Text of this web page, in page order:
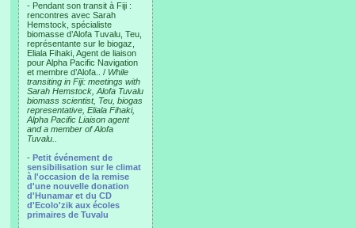
- Pendant son transit à Fiji :
rencontres avec Sarah
Hemstock, spécialiste
biomasse d’Alofa Tuvalu, Teu,
représentante sur le biogaz,
Eliala Fihaki, Agent de liaison
pour Alpha Pacific Navigation
et membre d’Alofa.. / While
transiting in Fiji: meetings with
Sarah Hemstock, Alofa Tuvalu
biomass scientist, Teu, biogas
representative, Eliala Fihaki,
Alpha Pacific Liaison agent
and a member of Alofa
Tuvalu..
- Petit événement de
sensibilisation sur le climat
à l'occasion de la remise
d'une nouvelle donation
d'Hunamar et du CD
d'Ecolo'zik aux écoles
primaires de Tuvalu